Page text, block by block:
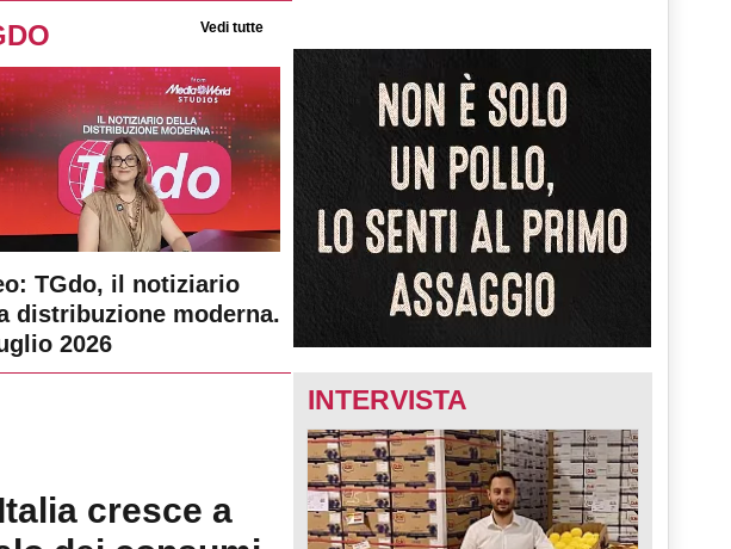
Vedi tutte
TGdo, il notiziario
distribuzione moderna.
2026
cresce a
INTERVISTA